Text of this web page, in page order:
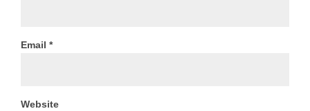
Email *
Website